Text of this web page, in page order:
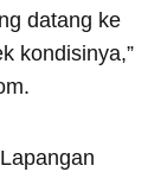
datang ke
kondisinya,”